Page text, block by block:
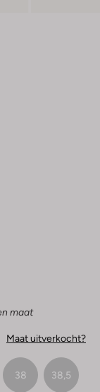
maat
Maat uitverkocht?
38 38,5